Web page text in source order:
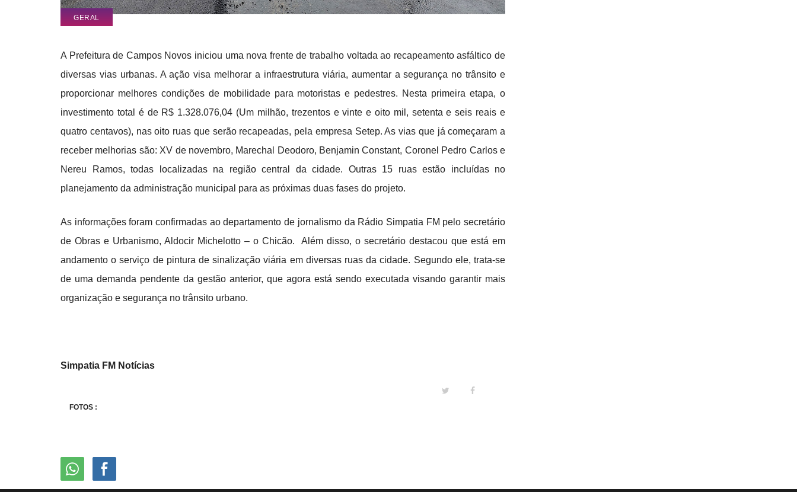
GERAL
A Prefeitura de Campos Novos iniciou uma nova frente de trabalho voltada ao recapeamento asfáltico de
diversas vias urbanas. A ação visa melhorar a infraestrutura viária, aumentar a segurança no trânsito e
proporcionar melhores condições de mobilidade para motoristas e pedestres. Nesta primeira etapa, o
investimento total é de R$ 1.328.076,04 (Um milhão, trezentos e vinte e oito mil, setenta e seis reais e
quatro centavos), nas oito ruas que serão recapeadas, pela empresa Setep. As vias que já começaram a
receber melhorias são: XV de novembro, Marechal Deodoro, Benjamin Constant, Coronel Pedro Carlos e
Nereu Ramos, todas localizadas na região central da cidade. Outras 15 ruas estão incluídas no
planejamento da administração municipal para as próximas duas fases do projeto.
As informações foram confirmadas ao departamento de jornalismo da Rádio Simpatia FM pelo secretário
de Obras e Urbanismo, Aldocir Michelotto – o Chicão. Além disso, o secretário destacou que está em
andamento o serviço de pintura de sinalização viária em diversas ruas da cidade. Segundo ele, trata-se
de uma demanda pendente da gestão anterior, que agora está sendo executada visando garantir mais
organização e segurança no trânsito urbano.
Simpatia FM Notícias
FOTOS :